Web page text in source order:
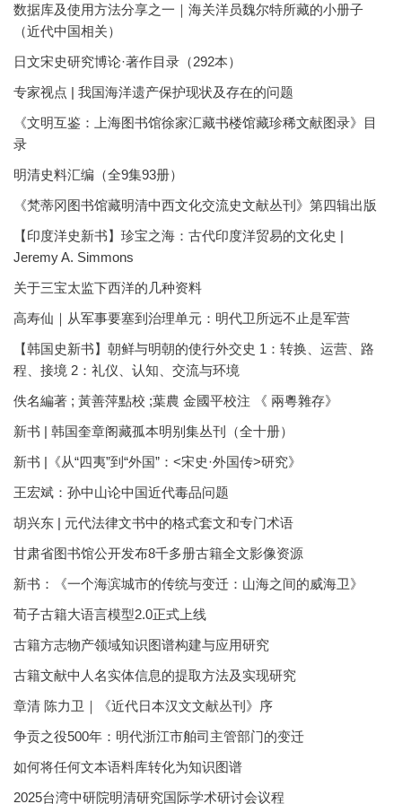
数据库及使用方法分享之一｜海关洋员魏尔特所藏的小册子
（近代中国相关）
日文宋史研究博论·著作目录（292本）
专家视点 | 我国海洋遗产保护现状及存在的问题
《文明互鉴：上海图书馆徐家汇藏书楼馆藏珍稀文献图录》目
录
明清史料汇编（全9集93册）
《梵蒂冈图书馆藏明清中西文化交流史文献丛刊》第四辑出版
【印度洋史新书】珍宝之海：古代印度洋贸易的文化史 |
Jeremy A. Simmons
关于三宝太监下西洋的几种资料
高寿仙｜从军事要塞到治理单元：明代卫所远不止是军营
【韩国史新书】朝鲜与明朝的使行外交史 1：转换、运营、路
程、接境 2：礼仪、认知、交流与环境
佚名編著 ; 黃善萍點校 ;葉農 金國平校注 《 兩粵雜存》
新书 | 韩国奎章阁藏孤本明别集丛刊（全十册）
新书 |《从“四夷”到“外国”：<宋史·外国传>研究》
王宏斌：孙中山论中国近代毒品问题
胡兴东 | 元代法律文书中的格式套文和专门术语
甘肃省图书馆公开发布8千多册古籍全文影像资源
新书：《一个海滨城市的传统与变迁：山海之间的威海卫》
荀子古籍大语言模型2.0正式上线
古籍方志物产领域知识图谱构建与应用研究
古籍文献中人名实体信息的提取方法及实现研究
章清 陈力卫｜《近代日本汉文文献丛刊》序
争贡之役500年：明代浙江市舶司主管部门的变迁
如何将任何文本语料库转化为知识图谱
2025台湾中研院明清研究国际学术研讨会议程